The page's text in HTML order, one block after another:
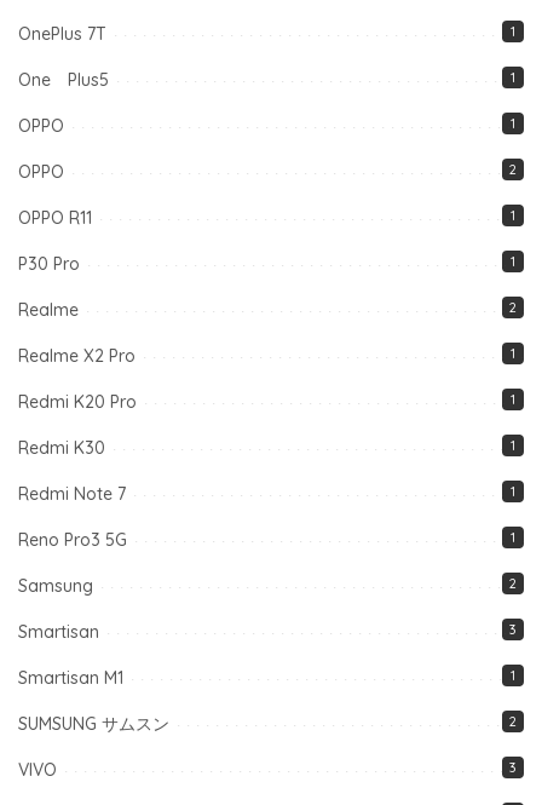
OnePlus 7T 1
One Plus5 1
OPPO 1
OPPO 2
OPPO R11 1
P30 Pro 1
Realme 2
Realme X2 Pro 1
Redmi K20 Pro 1
Redmi K30 1
Redmi Note 7 1
Reno Pro3 5G 1
Samsung 2
Smartisan 3
Smartisan M1 1
SUMSUNG サムスン 2
VIVO 3